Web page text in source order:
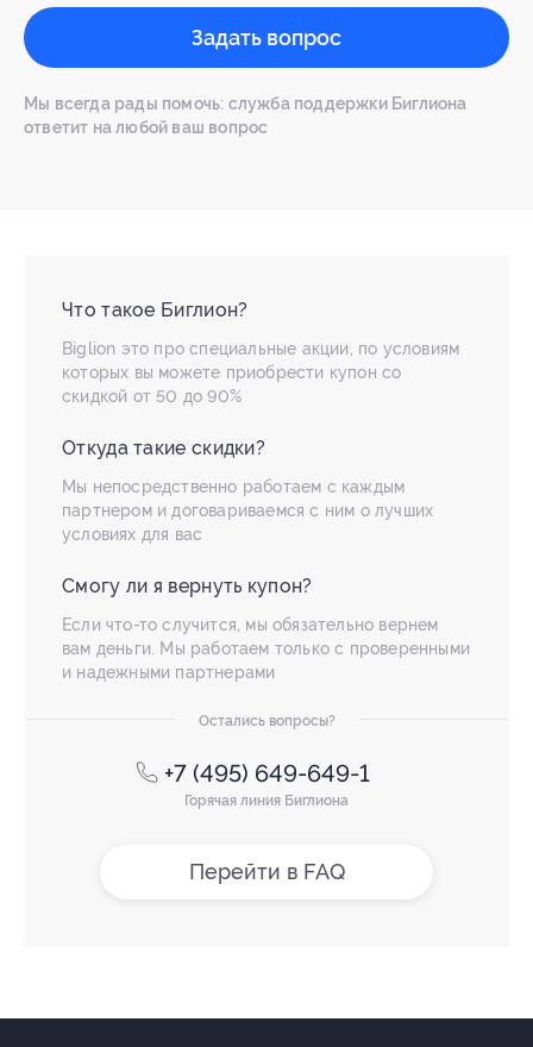
Задать вопрос
Мы всегда рады помочь: служба поддержки Биглиона
ответит на любой ваш вопрос
Что такое Биглион?
Biglion это про специальные акции, по условиям
которых вы можете приобрести купон со
скидкой от 50 до 90%
Откуда такие скидки?
Мы непосредственно работаем с каждым
партнером и договариваемся с ним о лучших
условиях для вас
Смогу ли я вернуть купон?
Если что-то случится, мы обязательно вернем
вам деньги. Мы работаем только с проверенными
и надежными партнерами
Остались вопросы?
+7 (495) 649-649-1
Горячая линия Биглиона
Перейти в FAQ